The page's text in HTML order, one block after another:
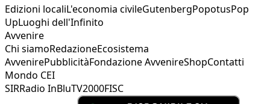
Edizioni localiL'economia civileGutenbergPopotusPop
UpLuoghi dell'Infinito
Avvenire
Chi siamoRedazioneEcosistema
AvvenirePubblicitàFondazione AvvenireShopContatti
Mondo CEI
SIRRadio InBluTV2000FISC